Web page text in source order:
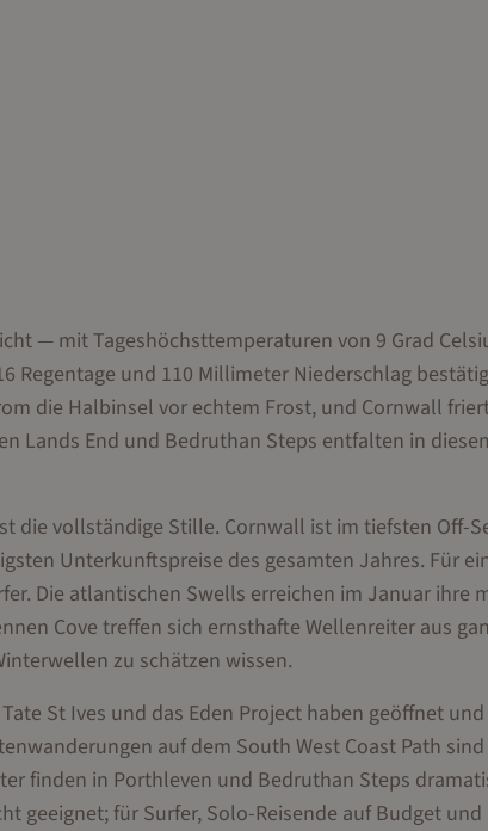
— mit Tageshöchsttemperaturen von 9 Grad
und 110 Millimeter Niederschlag
die Halbinsel vor echtem Frost, und Cornwall
Lands End und Bedruthan Steps entfalten in
die vollständige Stille. Cornwall ist im tiefsten Off-
Unterkunftspreise des gesamten Jahres. Für
Die atlantischen Swells erreichen im Januar ihre
Cove treffen sich ernsthafte Wellenreiter aus
zu schätzen wissen.
St Ives und das Eden Project haben geöffnet
auf dem South West Coast Path
finden in Porthleven und Bedruthan Steps
geeignet; für Surfer, Solo-Reisende auf Budget